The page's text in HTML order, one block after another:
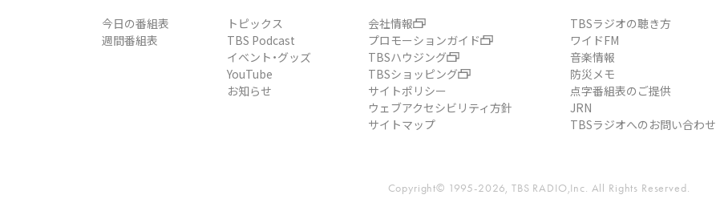
今日の番組表
週間番組表
トピックス
TBS Podcast
イベント・グッズ
YouTube
お知らせ
会社情報
プロモーションガイド
TBSハウジング
TBSショッピング
サイトポリシー
ウェブアクセシビリティ方針
サイトマップ
TBSラジオの聴き方
ワイドFM
音楽情報
防災メモ
点字番組表のご提供
JRN
TBSラジオへのお問い合わせ
Copyright© 1995-2026, TBS RADIO,Inc. All Rights Reserved.